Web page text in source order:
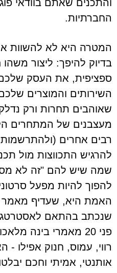
והתכנים שאתם בוודאי
החברתיות.
המטרה היא לא להשוות
בדיוק להיפך: ליצור
ספציפית, את העסק
השירותים והמוצרים
שאוהבים תחרות ורק
מעצבנים של המתחרים
רבים אחרים
להרגיש התכווצות מול
שמה שיש להם "זה לא
להפוך להיות מפעל
האמת היא, שעדיף מאמר
שנכתב בהתאם
פני 20 מאמרי בינה
רווי, עמוס, חנוק אפילו -
אותנטי, אמיתי וחכם